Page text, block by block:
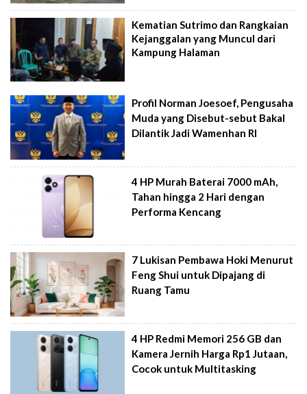
Kematian Sutrimo dan Rangkaian
Kejanggalan yang Muncul dari
Kampung Halaman
Profil Norman Joesoef, Pengusaha
Muda yang Disebut-sebut Bakal
Dilantik Jadi Wamenhan RI
4 HP Murah Baterai 7000 mAh,
Tahan hingga 2 Hari dengan
Performa Kencang
7 Lukisan Pembawa Hoki Menurut
Feng Shui untuk Dipajang di
Ruang Tamu
4 HP Redmi Memori 256 GB dan
Kamera Jernih Harga Rp1 Jutaan,
Cocok untuk Multitasking